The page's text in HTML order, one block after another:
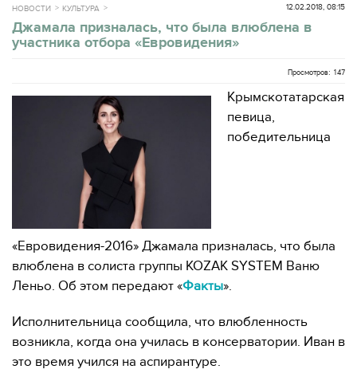
НОВОСТИ КУЛЬТУРА 12.02.2018, 08:15
Джамала призналась, что была влюблена в
участника отбора «Евровидения»
Просмотров: 147
Крымскотатарская
певица,
победительница
«Евровидения-2016» Джамала призналась, что была
влюблена в солиста группы KOZAK SYSTEM Ваню
Леньо. Об этом передают «Факты».
Исполнительница сообщила, что влюбленность
возникла, когда она училась в консерватории. Иван в
это время учился на аспирантуре.